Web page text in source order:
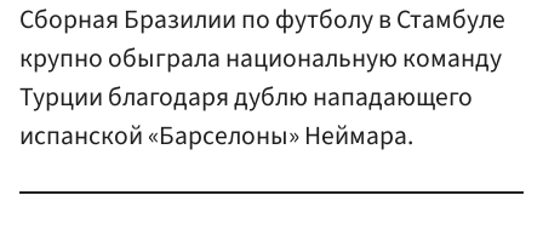
Сборная Бразилии по футболу в Стамбуле
крупно обыграла национальную команду
Турции благодаря дублю нападающего
испанской «Барселоны» Неймара.